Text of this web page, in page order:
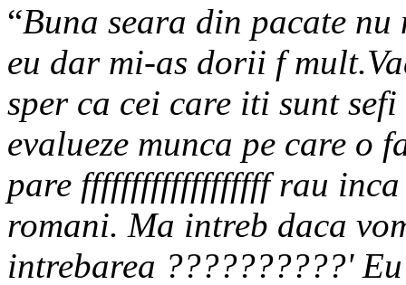
“Buna seara din pacate
eu dar mi-as dorii f
sper ca cei care iti sunt
evalueze munca pe care o
pare fffffffffffffffffff rau inca
romani. Ma intreb daca
intrebarea ??????????'